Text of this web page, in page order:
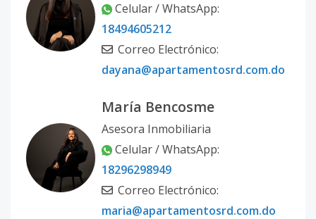
Celular / WhatsApp:
18494605212
Correo Electrónico:
dayana@apartamentosrd.com.do
María Bencosme
Asesora Inmobiliaria
Celular / WhatsApp:
18296298949
Correo Electrónico:
maria@apartamentosrd.com.do